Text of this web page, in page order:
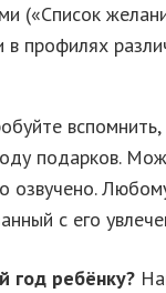
(«Список
профилях
подарков.
озвучено.
с его
год ребёнку?